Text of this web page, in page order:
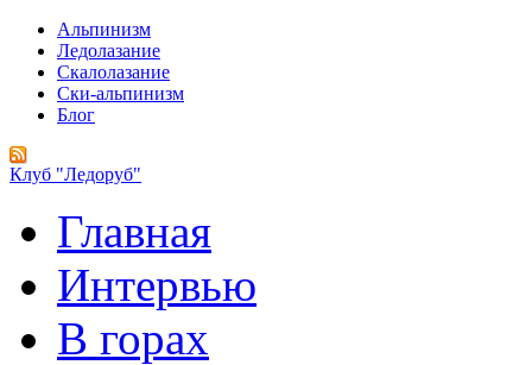
Альпинизм
Ледолазание
Скалолазание
Ски-альпинизм
Блог
Клуб "Ледоруб"
Главная
Интервью
В горах